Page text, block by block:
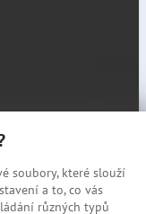
soubory, které slouží
a to, co vás
různých typů